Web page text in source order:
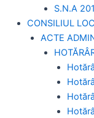
S.N.A
CONSILIUL
ACTE